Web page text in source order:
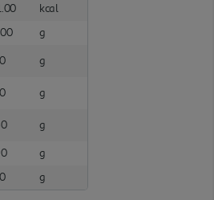
kcal
g
g
g
g
g
g